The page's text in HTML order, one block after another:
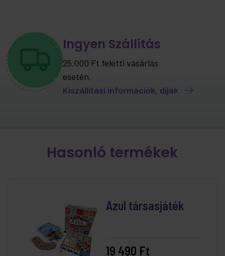
Ingyen Szállítás
25.000 Ft feletti vásárlás
esetén.
Kiszállítási információk, díjak
Hasonló termékek
Azul társasjáték
19 490 Ft